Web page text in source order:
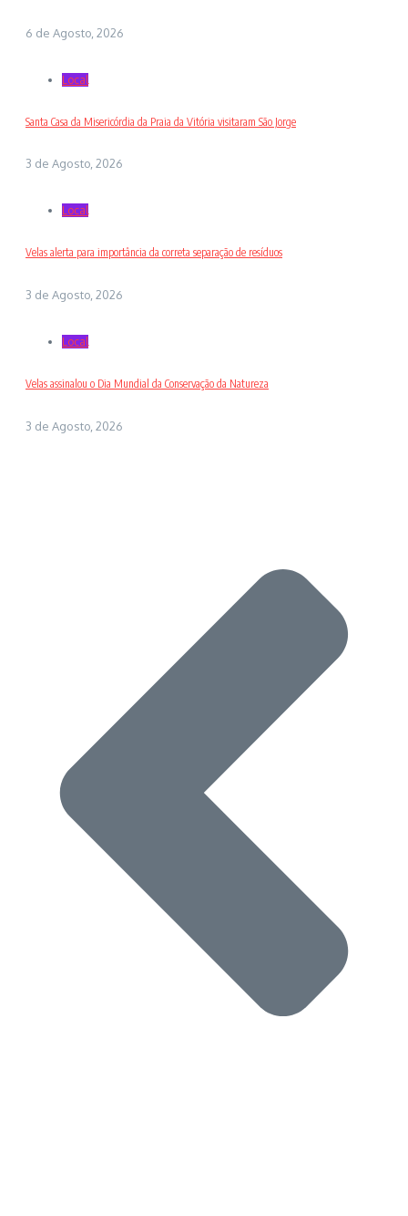
6 de Agosto, 2026
Local
Santa Casa da Misericórdia da Praia da Vitória visitaram São Jorge
3 de Agosto, 2026
Local
Velas alerta para importância da correta separação de resíduos
3 de Agosto, 2026
Local
Velas assinalou o Dia Mundial da Conservação da Natureza
3 de Agosto, 2026